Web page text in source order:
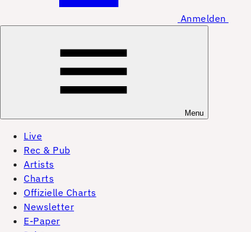
Anmelden
Menu
Live
Rec & Pub
Artists
Charts
Offizielle Charts
Newsletter
E-Paper